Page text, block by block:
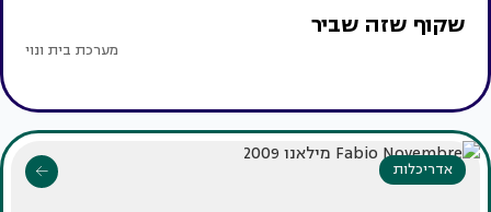
שקוף שזה שביר
מערכת בית ונוי
אדריכלות